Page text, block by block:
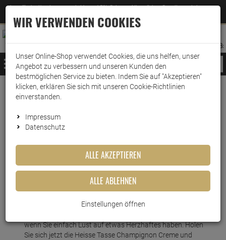
Jetzt für den Newsletter entscheiden und 5% Rabatt auf Ihre nächste Bestellung erhalten
–Zum Newsletter
ANMELDEN
AUFKLAPPEN
MERKZETTEL
WARENKORB:
MENÜ
Weiter einkaufen www.wark24.de Lebensmittel Fertiggerichte
Heisse Tasse Champignon Creme 3x14g
Heisse Tasse Champignon
Creme 3x14g
Artikel-Nummer:10017427
wenn Sie einfach Lust auf etwas Herzhaftes haben. Holen
Sie sich jetzt die Heisse Tasse Champignon Creme und
WIR VERWENDEN COOKIES
Unser Online-Shop verwendet Cookies, die uns helfen, unser
Angebot zu verbessern und unseren Kunden den
bestmöglichen Service zu bieten. Indem Sie auf "Akzeptieren"
klicken, erklären Sie sich mit unseren Cookie-Richtlinien
einverstanden.
Impressum
Datenschutz
ALLE AKZEPTIEREN
ALLE ABLEHNEN
Einstellungen öffnen